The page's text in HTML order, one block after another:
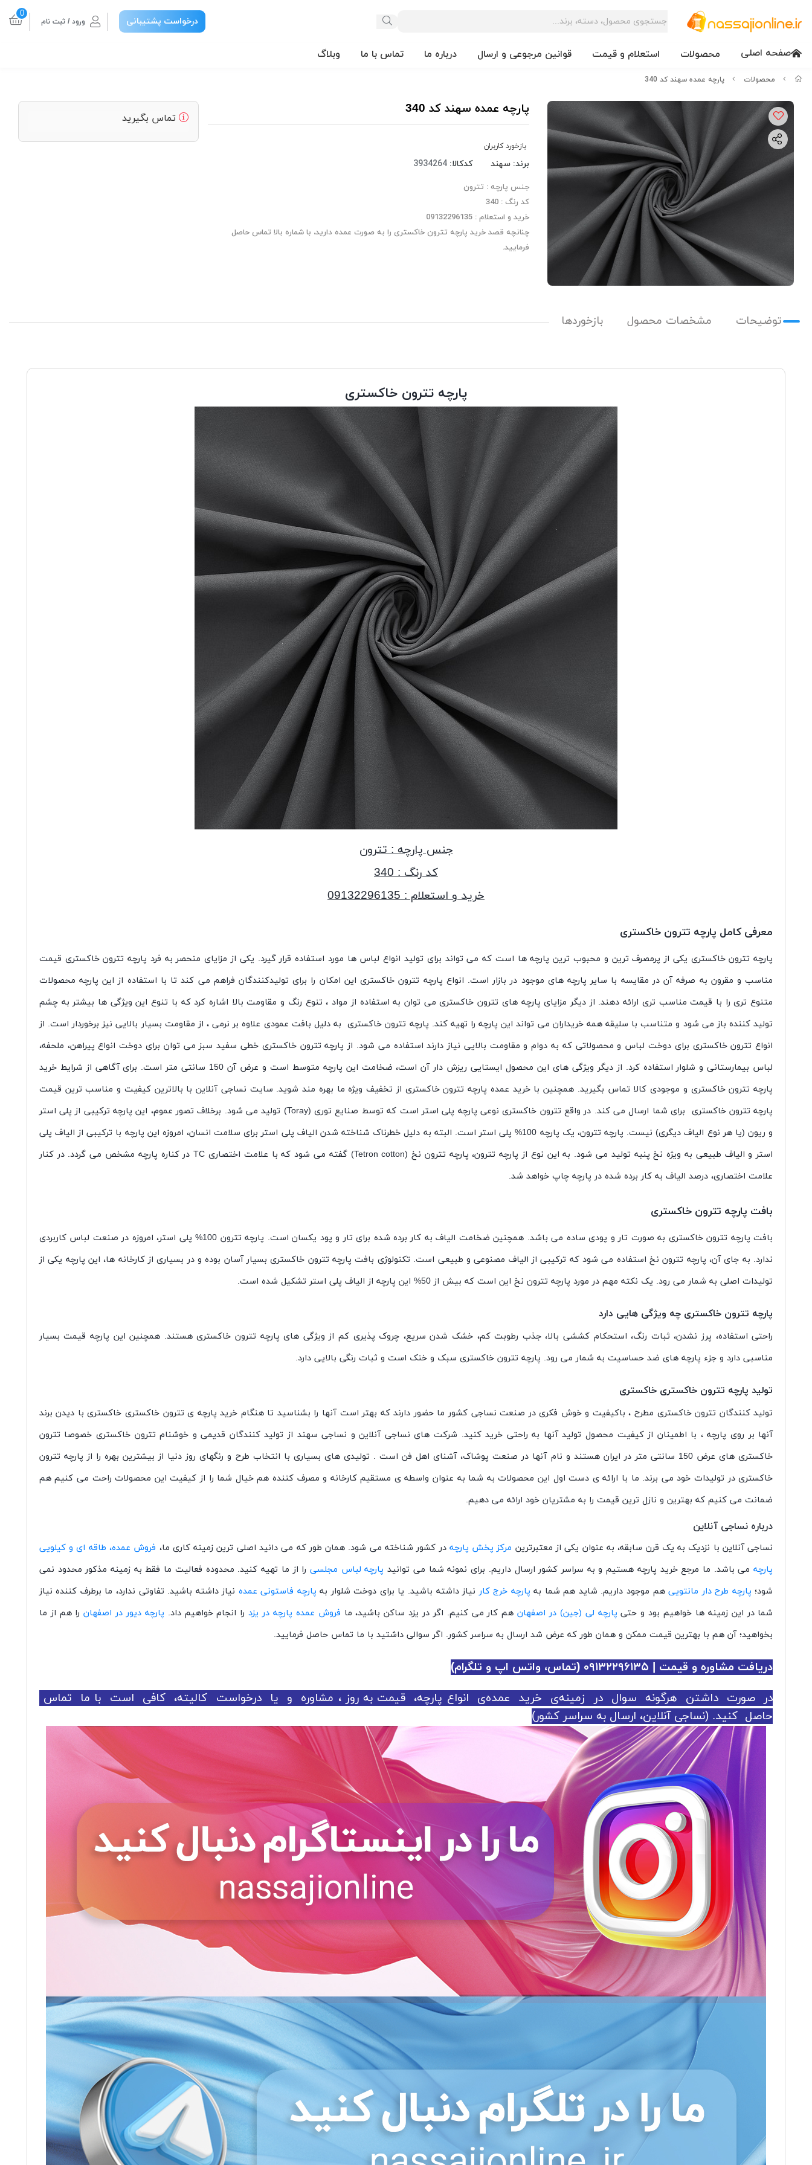
درخواست پشتیبانی ورود / ثبت نام
0
صفحه اصلی محصولات استعلام و قیمت قوانین مرجوعی و ارسال درباره ما تماس با ما وبلاگ
محصولات پارچه عمده سهند کد 340
پارچه عمده سهند کد 340
بازخورد کاربران
برند: سهند کدکالا:
جنس پارچه : تترون
کد رنگ : 340
خرید و استعلام : 09132296135
چنانچه قصد خرید پارچه تترون خاکستری را به صورت عمده دارید، با شماره بالا تماس حاصل
فرمایید.
تماس بگیرید
توضیحات مشخصات محصول بازخوردها
پارچه تترون خاکستری
جنس پارچه : تترون
کد رنگ : 340
خرید و استعلام : 09132296135
معرفی کامل پارچه تترون خاکستری
پارچه تترون خاکستری یکی از پرمصرف ترین و محبوب ترین پارچه ها است که می تواند برای تولید انواع لباس ها مورد استفاده قرار گیرد. یکی از مزایای منحصر به فرد پارچه تترون خاکستری قیمت
مناسب و مقرون به صرفه آن در مقایسه با سایر پارچه های موجود در بازار است. انواع پارچه تترون خاکستری این امکان را برای تولیدکنندگان فراهم می کند تا با استفاده از این پارچه محصولات
متنوع تری را با قیمت مناسب تری ارائه دهند. از دیگر مزایای پارچه های تترون خاکستری می توان به استفاده از مواد ، تنوع رنگ و مقاومت بالا اشاره کرد که با تنوع این ویژگی ها بیشتر به چشم
تولید کننده باز می شود و متناسب با سلیقه همه خریداران می تواند این پارچه را تهیه کند. پارچه تترون خاکستری به دلیل بافت عمودی علاوه بر نرمی ، از مقاومت بسیار بالایی نیز برخوردار است. از
انواع تترون خاکستری برای دوخت لباس و محصولاتی که به دوام و مقاومت بالایی نیاز دارند استفاده می شود. از پارچه تترون خاکستری خطی سفید سبز می توان برای دوخت انواع پیراهن، ملحفه،
لباس بیمارستانی و شلوار استفاده کرد. از دیگر ویژگی های این محصول ایستایی ریزش دار آن است، ضخامت این پارچه متوسط است و عرض آن 150 سانتی متر است. برای آگاهی از شرایط خرید
پارچه تترون خاکستری و موجودی کالا تماس بگیرید. همچنین با خرید عمده پارچه تترون خاکستری از تخفیف ویژه ما بهره مند شوید. سایت نساجی آنلاین با بالاترین کیفیت و مناسب ترین قیمت
پارچه تترون خاکستری برای شما ارسال می کند. در واقع تترون خاکستری نوعی پارچه پلی استر است که توسط صنایع توری (Toray) تولید می شود. برخلاف تصور عموم، این پارچه ترکیبی از پلی استر
و ریون (یا هر نوع الیاف دیگری) نیست. پارچه تترون، یک پارچه 100% پلی استر است. البته به دلیل خطرناک شناخته شدن الیاف پلی استر برای سلامت انسان، امروزه این پارچه با ترکیبی از الیاف پلی
استر و الیاف طبیعی به ویژه نخ پنبه تولید می شود. به این نوع از پارچه تترون، پارچه تترون نخ (Tetron cotton) گفته می شود که با علامت اختصاری TC در کناره پارچه مشخص می گردد. در کنار
علامت اختصاری، درصد الیاف به کار برده شده در پارچه چاپ خواهد شد.
بافت پارچه تترون خاکستری
بافت پارچه تترون خاکستری به صورت تار و پودی ساده می باشد. همچنین ضخامت الیاف به کار برده شده برای تار و پود یکسان است. پارچه تترون 100% پلی استر، امروزه در صنعت لباس کاربردی
ندارد. به جای آن، پارچه تترون نخ استفاده می شود که ترکیبی از الیاف مصنوعی و طبیعی است. تکنولوژی بافت پارچه تترون خاکستری بسیار آسان بوده و در بسیاری از کارخانه ها، این پارچه یکی از
تولیدات اصلی به شمار می رود. یک نکته مهم در مورد پارچه تترون نخ این است که بیش از 50% این پارچه از الیاف پلی استر تشکیل شده است.
پارچه تترون خاکستری چه ویژگی هایی دارد
راحتی استفاده، پرز نشدن، ثبات رنگ، استحکام کششی بالا، جذب رطوبت کم، خشک شدن سریع، چروک پذیری کم از ویژگی های پارچه تترون خاکستری هستند. همچنین این پارچه قیمت بسیار
مناسبی دارد و جزء پارچه های ضد حساسیت به شمار می رود. پارچه تترون خاکستری سبک و خنک است و ثبات رنگی بالایی دارد.
تولید پارچه تترون خاکستری خاکستری
تولید کنندگان تترون خاکستری مطرح ، باکیفیت و خوش فکری در صنعت نساجی کشور ما حضور دارند که بهتر است آنها را بشناسید تا هنگام خرید پارچه ی تترون خاکستری خاکستری با دیدن برند
آنها بر روی پارچه ، با اطمینان از کیفیت محصول تولید آنها به راحتی خرید کنید. شرکت های نساجی آنلاین و نساجی سهند از تولید کنندگان قدیمی و خوشنام تترون خاکستری خصوصا تترون
خاکستری های عرض 150 سانتی متر در ایران هستند و نام آنها در صنعت پوشاک، آشنای اهل فن است . تولیدی های بسیاری با انتخاب طرح و رنگهای روز دنیا از بیشترین بهره را از پارچه تترون
خاکستری در تولیدات خود می برند. ما با ارائه ی دست اول این محصولات به شما به عنوان واسطه ی مستقیم کارخانه و مصرف کننده هم خیال شما را از کیفیت این محصولات راحت می کنیم هم
ضمانت می کنیم که بهترین و نازل ترین قیمت را به مشتریان خود ارائه می دهیم.
درباره نساجی آنلاین
نساجی آنلاین با نزدیک به یک قرن سابقه، به عنوان یکی از معتبرترین مرکز پخش پارچه در کشور شناخته می شود. همان طور که می دانید اصلی ترین زمینه کاری ما، فروش عمده، طاقه ای و کیلویی
پارچه می باشد. ما مرجع خرید پارچه هستیم و به سراسر کشور ارسال داریم. برای نمونه شما می توانید پارچه لباس مجلسی را از ما تهیه کنید. محدوده فعالیت ما فقط به زمینه مذکور محدود نمی
شود؛ پارچه طرح دار مانتویی هم موجود داریم. شاید هم شما به پارچه خرج کار نیاز داشته باشید. یا برای دوخت شلوار به پارچه فاستونی عمده نیاز داشته باشید. تفاوتی ندارد، ما برطرف کننده نیاز
شما در این زمینه ها خواهیم بود و حتی پارچه لی (جین) در اصفهان هم کار می کنیم. اگر در یزد ساکن باشید، ما فروش عمده پارچه در یزد را انجام خواهیم داد. پارچه دیور در اصفهان را هم از ما
بخواهید؛ آن هم با بهترین قیمت ممکن و همان طور که عرض شد ارسال به سراسر کشور. اگر سوالی داشتید با ما تماس حاصل فرمایید.
دریافت مشاوره و قیمت | ۰۹۱۳۲۲۹۶۱۳۵ (تماس، واتس اپ و تلگرام)
در صورت داشتن هرگونه سوال در زمینه‌ی خرید عمده‌ی انواع پارچه، قیمت به روز ، مشاوره و یا درخواست کالیته، کافی است با ما تماس
حاصل کنید. (نساجی آنلاین، ارسال به سراسر کشور)